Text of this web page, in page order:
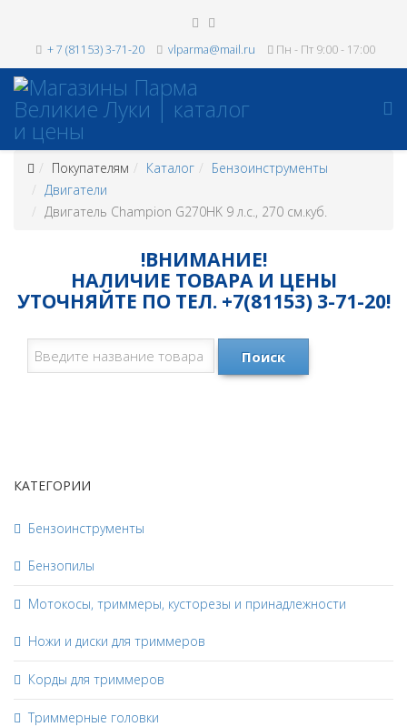
+ 7 (81153) 3-71-20 vlparma@mail.ru Пн - Пт 9:00 - 17:00
Покупателям Каталог
Бензоинструменты
Двигатели
Двигатель Champion G270HK 9 л.с., 270 см.куб.
!ВНИМАНИЕ!
НАЛИЧИЕ ТОВАРА И ЦЕНЫ
УТОЧНЯЙТЕ ПО ТЕЛ. +7(81153) 3-71-20!
Поиск
КАТЕГОРИИ
Бензоинструменты
Бензопилы
Мотокосы, триммеры, кусторезы и принадлежности
Ножи и диски для триммеров
Корды для триммеров
Триммерные головки